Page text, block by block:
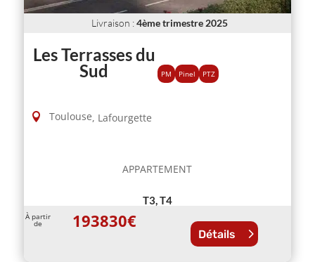
Livraison :4ème trimestre 2025
Les Terrasses du
Sud
PM Pinel PTZ
Toulouse, Lafourgette
APPARTEMENT
T3, T4
À partir
de 193830€
Détails